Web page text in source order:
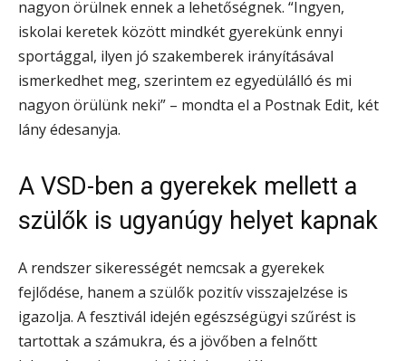
nagyon örülnek ennek a lehetőségnek. “Ingyen,
iskolai keretek között mindkét gyerekünk ennyi
sportággal, ilyen jó szakemberek irányításával
ismerkedhet meg, szerintem ez egyedülálló és mi
nagyon örülünk neki” – mondta el a Postnak Edit, két
lány édesanyja.
A VSD-ben a gyerekek mellett a
szülők is ugyanúgy helyet kapnak
A rendszer sikerességét nemcsak a gyerekek
fejlődése, hanem a szülők pozitív visszajelzése is
igazolja. A fesztivál idején egészségügyi szűrést is
tartottak a számukra, és a jövőben a felnőtt